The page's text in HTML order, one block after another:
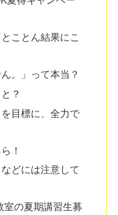
ことん結果にこ
。」って本当？
？
目標に、全力で
！
どには注意して
室の夏期講習生募